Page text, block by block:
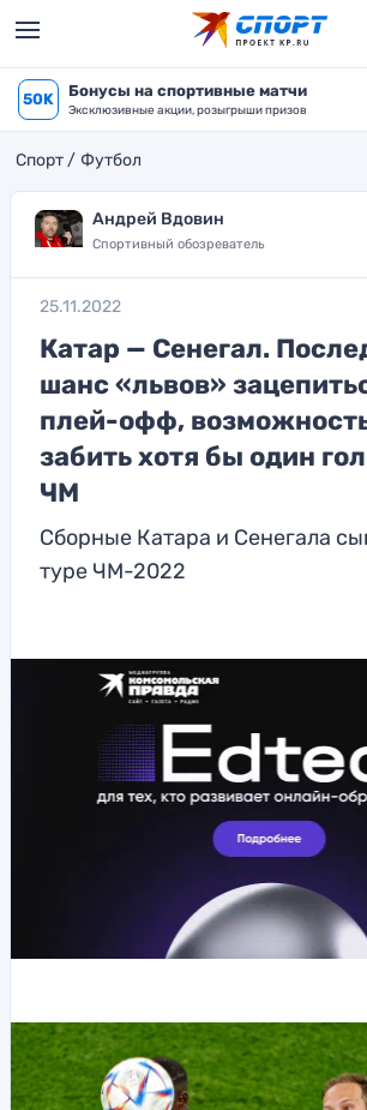
50K Бонусы на спортивные матчи
Эксклюзивные акции, розыгрыши призов
Спорт Футбол
Андрей Вдовин
Спортивный обозреватель
25.11.2022
Катар — Сенегал.
шанс «львов»
плей-офф,
забить хотя бы один
ЧМ
Сборные Катара и Сенегала
туре ЧМ-2022